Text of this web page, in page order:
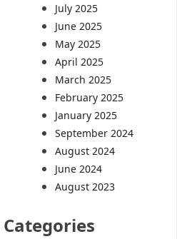
July 2025
June 2025
May 2025
April 2025
March 2025
February 2025
January 2025
September 2024
August 2024
June 2024
August 2023
Categories